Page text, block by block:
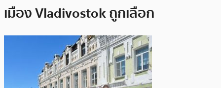
เมือง Vladivostok ถูกเลือก